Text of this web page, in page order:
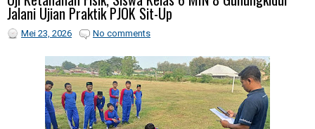
Jalani Ujian Praktik PJOK Sit-Up
Mei 23, 2026 No comments